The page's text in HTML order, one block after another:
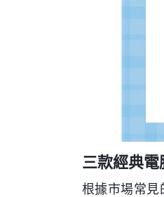
三款經典電
根據市場常見